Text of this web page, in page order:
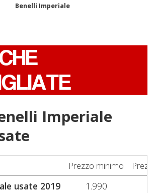
Benelli Imperiale
Imperiale
Prezzo minimo
usate 2019 1.990